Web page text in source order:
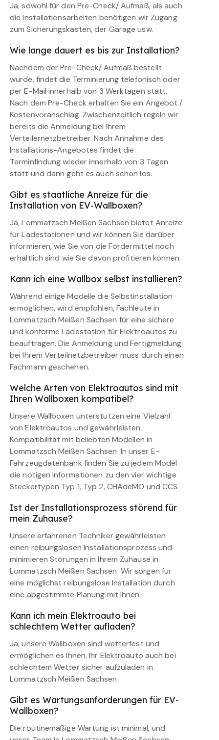
Ja, sowohl für den Pre-Check/ Aufmaß, als auch
die Installationsarbeiten benötigen wir Zugang
zum Sicherungskasten, der Garage usw.
Wie lange dauert es bis zur Installation?
Nachdem der Pre-Check/ Aufmaß bestellt
wurde, findet die Terminierung telefonisch oder
per E-Mail innerhalb von 3 Werktagen statt.
Nach dem Pre-Check erhalten Sie ein Angebot /
Kostenvoranschlag. Zwischenzeitlich regeln wir
bereits die Anmeldung bei Ihrem
Verteilernetzbetreiber. Nach Annahme des
Installations-Angebotes findet die
Terminfindung wieder innerhalb von 3 Tagen
statt und dann geht es auch schon los.
Gibt es staatliche Anreize für die
Installation von EV-Wallboxen?
Ja, Lommatzsch Meißen Sachsen bietet Anreize
für Ladestationen und wir können Sie darüber
informieren, wie Sie von die Fördermittel noch
erhältlich sind wie Sie davon profitieren können.
Kann ich eine Wallbox selbst installieren?
Während einige Modelle die Selbstinstallation
ermöglichen, wird empfohlen, Fachleute in
Lommatzsch Meißen Sachsen für eine sichere
und konforme Ladestation für Elektroautos zu
beauftragen. Die Anmeldung und Fertigmeldung
bei Ihrem Verteilnetzbetreiber muss durch einen
Fachmann geschehen.
Welche Arten von Elektroautos sind mit
Ihren Wallboxen kompatibel?
Unsere Wallboxen unterstützen eine Vielzahl
von Elektroautos und gewährleisten
Kompatibilität mit beliebten Modellen in
Lommatzsch Meißen Sachsen. In unser E-
Fahrzeugdatenbank finden Sie zu jedem Model
die nötigen Informationen zu den vier wichtige
Steckertypen Typ 1, Typ 2, CHAdeMO und CCS.
Ist der Installationsprozess störend für
mein Zuhause?
Unsere erfahrenen Techniker gewährleisten
einen reibungslosen Installationsprozess und
minimieren Störungen in Ihrem Zuhause in
Lommatzsch Meißen Sachsen. Wir sorgen für
eine möglichst reibungslose Installation durch
eine abgestimmte Planung mit Ihnen.
Kann ich mein Elektroauto bei
schlechtem Wetter aufladen?
Ja, unsere Wallboxen sind wetterfest und
ermöglichen es Ihnen, Ihr Elektroauto auch bei
schlechtem Wetter sicher aufzuladen in
Lommatzsch Meißen Sachsen.
Gibt es Wartungsanforderungen für EV-
Wallboxen?
Die routinemäßige Wartung ist minimal, und